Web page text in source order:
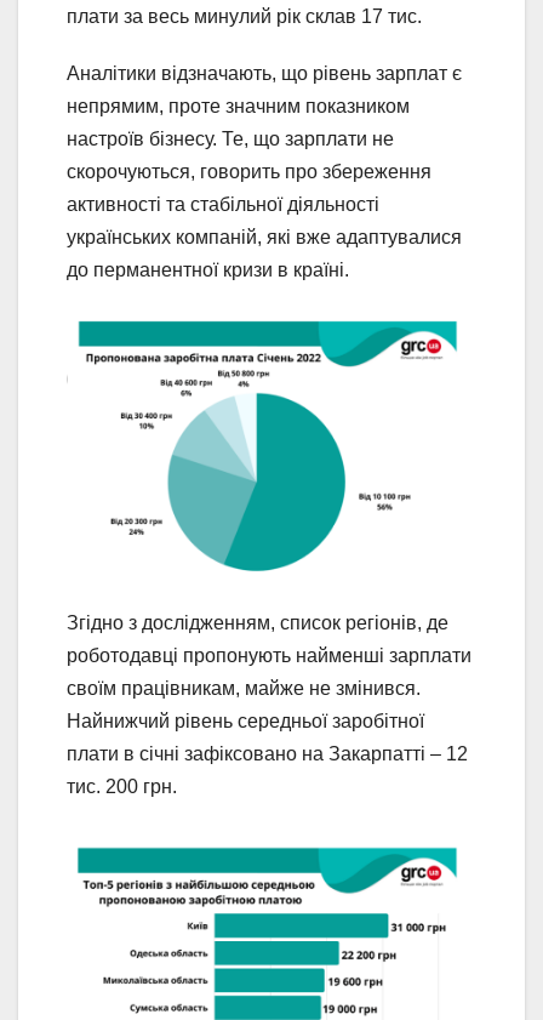
плати за весь минулий рік склав 17 тис.
Аналітики відзначають, що рівень зарплат є
непрямим, проте значним показником
настроїв бізнесу. Те, що зарплати не
скорочуються, говорить про збереження
активності та стабільної діяльності
українських компаній, які вже адаптувалися
до перманентної кризи в країні.
Згідно з дослідженням, список регіонів, де
роботодавці пропонують найменші зарплати
своїм працівникам, майже не змінився.
Найнижчий рівень середньої заробітної
плати в січні зафіксовано на Закарпатті – 12
тис. 200 грн.